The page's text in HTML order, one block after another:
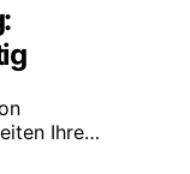
Ihre…